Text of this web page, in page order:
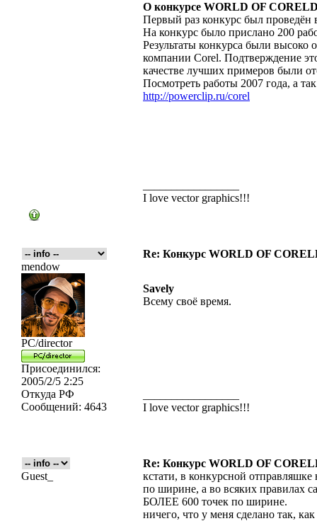
О конкурсе WORLD OF
Первый раз конкурс был проведён
На конкурс было прислано 200
Результаты конкурса были
компании Corel. Подтверждение
качестве лучших примеров были
Посмотреть работы 2007 года, а
http://powerclip.ru/corel
I love vector graphics!!!
Re: Конкурс WORLD OF
mendow
PC/director
Присоединился:
2005/2/5 2:25
Откуда РФ
Сообщений: 4643
Savely
Всему своё время.
I love vector graphics!!!
Re: Конкурс WORLD OF
Guest_
кстати, в конкурсной
по ширине, а во всяких правилах
БОЛЕЕ 600 точек по ширине.
ничего, что у меня сделано так,